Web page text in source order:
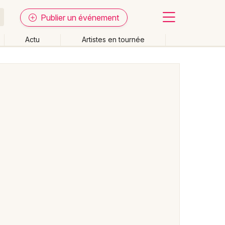
Publier un événement
Actu Artistes en tournée